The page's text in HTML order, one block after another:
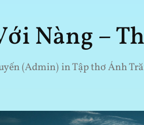
Nàng –
(Admin) inTập thơ Ánh